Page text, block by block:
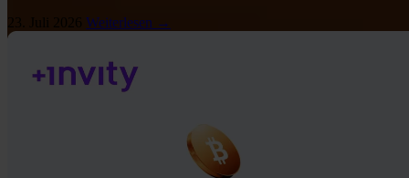
Weiterlesen →